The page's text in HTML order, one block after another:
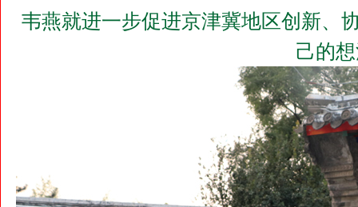
韦燕就进一步促进京津冀地区创新、
己的